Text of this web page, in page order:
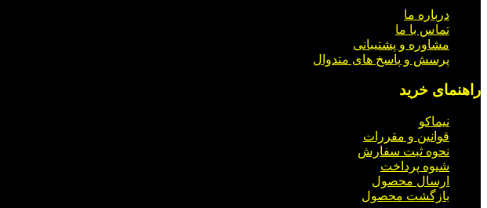
درباره ما
تماس با ما
مشاوره و پشتیبانی
پرسش و پاسخ های متدوال
راهنمای خرید
نیماکو
قوانین و مقررات
نحوه ثبت سفارش
شیوه پرداخت
ارسال محصول
بازگشت محصول